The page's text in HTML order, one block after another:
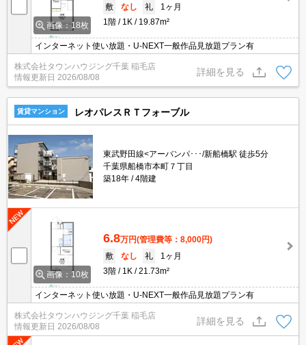
画像：18枚
敷
なし 礼
1ヶ月
1階
1K 19.87m²
インターネット使い放題・U-NEXT一般作品見放題プラン有
株式会社タウンハウジング千葉 稲毛店
情報更新日 2026/08/08
詳細を見る
賃貸マンション レオパレスＲＴフォーブル
東武野田線<アーバンパ･･･/新船橋駅 徒歩5分
千葉県船橋市本町７丁目
築18年
4階建
画像：10枚
6.8万円(管理費等：8,000円)
敷
なし 礼
1ヶ月
3階
1K 21.73m²
インターネット使い放題・U-NEXT一般作品見放題プラン有
株式会社タウンハウジング千葉 稲毛店
情報更新日 2026/08/08
詳細を見る